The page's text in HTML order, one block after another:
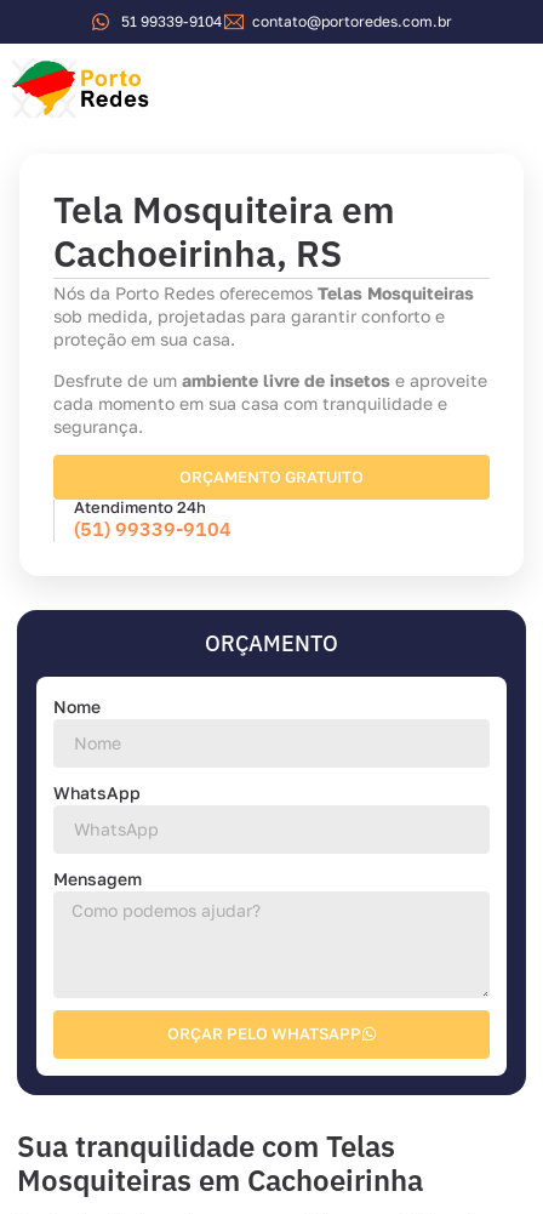
51 99339-9104 contato@portoredes.com.br
Tela Mosquiteira em
Cachoeirinha, RS
Nós da Porto Redes oferecemos Telas Mosquiteiras
sob medida, projetadas para garantir conforto e
proteção em sua casa.
Desfrute de um ambiente livre de insetos e aproveite
cada momento em sua casa com tranquilidade e
segurança.
ORÇAMENTO GRATUITO
Atendimento 24h
(51) 99339-9104
ORÇAMENTO
Nome
WhatsApp
Mensagem
ORÇAR PELO WHATSAPP
Sua tranquilidade com Telas
Mosquiteiras em Cachoeirinha